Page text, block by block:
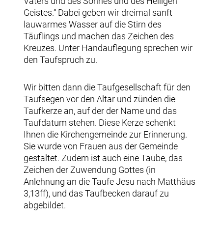
Geistes.“ Dabei geben wir dreimal sanft
lauwarmes Wasser auf die Stirn des
Täuflings und machen das Zeichen des
Kreuzes. Unter Handauflegung sprechen wir
den Taufspruch zu.
Wir bitten dann die Taufgesellschaft für den
Taufsegen vor den Altar und zünden die
Taufkerze an, auf der der Name und das
Taufdatum stehen. Diese Kerze schenkt
Ihnen die Kirchengemeinde zur Erinnerung.
Sie wurde von Frauen aus der Gemeinde
gestaltet. Zudem ist auch eine Taube, das
Zeichen der Zuwendung Gottes (in
Anlehnung an die Taufe Jesu nach Matthäus
3,13ff), und das Taufbecken darauf zu
abgebildet.